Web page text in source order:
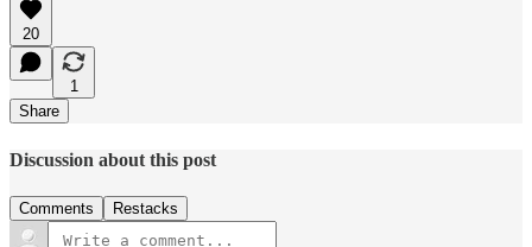
20
1
Share
Discussion about this post
Comments Restacks